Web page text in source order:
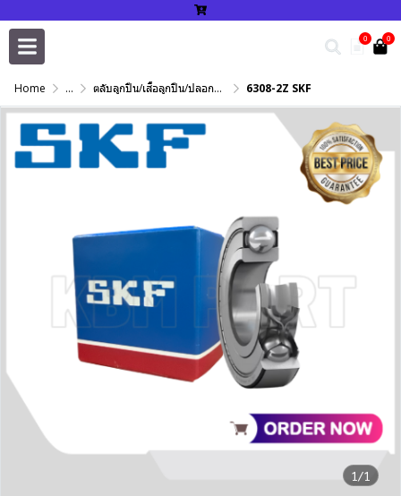
0 0
Home ... ตลับลูกปืน/เสื้อลูกปืน/ปลอกปรับเพลา/แหวนกำหนด/เพลาฮาร์ดโครม 6308-2Z SKF
1/1